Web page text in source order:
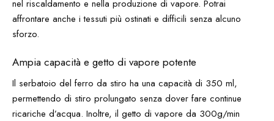
nel riscaldamento e nella produzione di vapore. Potrai
affrontare anche i tessuti più ostinati e difficili senza alcuno
sforzo.
Ampia capacità e getto di vapore potente
Il serbatoio del ferro da stiro ha una capacità di 350 ml,
permettendo di stiro prolungato senza dover fare continue
ricariche d’acqua. Inoltre, il getto di vapore da 300g/min